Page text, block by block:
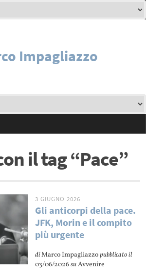
Impagliazzo
il tag “Pace”
3 GIUGNO 2026
Gli anticorpi della pace.
JFK, Morin e il compito
più urgente
diMarco Impagliazzopubblicato il
03/06/2026suAvvenire